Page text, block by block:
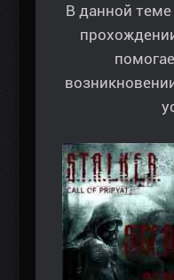
В данной